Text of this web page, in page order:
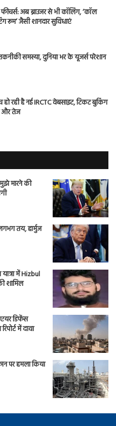
अब ब्राउजर से भी कॉलिंग, ‘कॉल
रूम’ जैसी शानदार सुविधाएं
समस्या, दुनिया भर के यूजर्स परेशान
हो रही है नई IRCTC वेबसाइट, टिकट बुकिंग
और तेज
मारने की
तय, हार्मुज
में Hizbul
शामिल
एयर डिफेंस
में दावा
पर हमला किया